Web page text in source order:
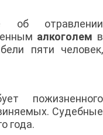
об отравлении
алкоголем в
пяти человек,
пожизненного
Судебные
года.